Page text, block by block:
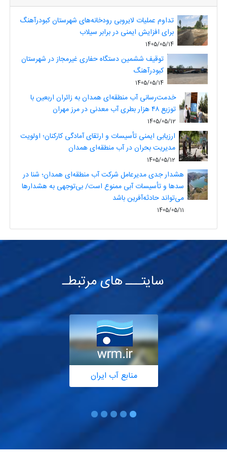
تداوم عملیات لایروبی رودخانه‌های شهرستان کبودرآهنگ
برای افزایش ایمنی در برابر سیلاب
1405/05/14
توقیف ششمین دستگاه حفاری غیرمجاز در شهرستان
کبودرآهنگ
1405/05/14
خدمت‌رسانی آب منطقه‌ای همدان به زائران اربعین با
توزیع ۴۸ هزار بطری آب معدنی در مرز مهران
1405/05/12
ارزیابی ایمنی تأسیسات و ارتقای آمادگی کارکنان؛ اولویت
مدیریت بحران در آب منطقه‌ای همدان
1405/05/12
هشدار جدی مدیرعامل شرکت آب منطقه‌ای همدان؛ شنا در
سدها و تأسیسات آبی ممنوع است/ بی‌توجهی به هشدارها
می‌تواند حادثه‌آفرین باشد
1405/05/11
سایتـــ های مرتبطـ
منابع آب ایران